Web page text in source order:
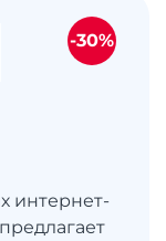
интернет-
-30%